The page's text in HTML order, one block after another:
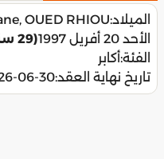
الميلاد:OUED RHIOU
الأحد 20 أفريل 1997
(29 سنة)
الفئة:أكابر
تاريخ نهاية العقد:06-30